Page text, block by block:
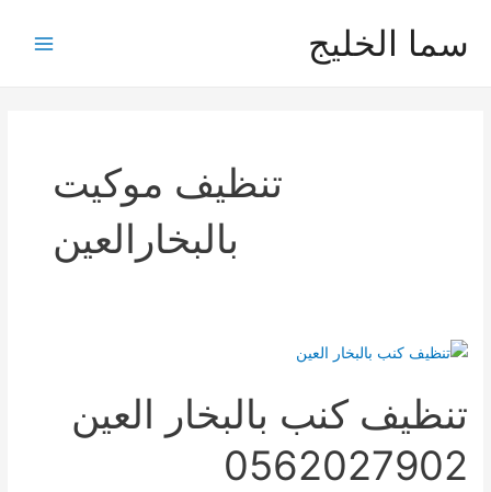
سما الخليج
تنظيف موكيت
بالبخارالعين
تنظيف كنب بالبخار العين
0562027902